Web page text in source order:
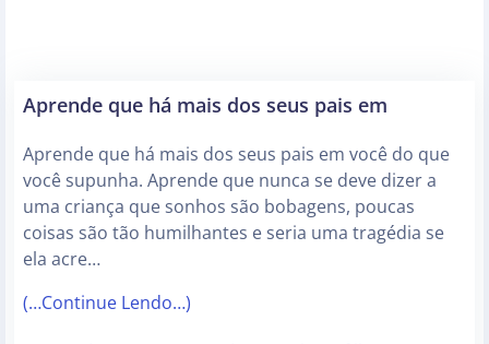
Aprende que há mais dos seus pais em
Aprende que há mais dos seus pais em você do que
você supunha. Aprende que nunca se deve dizer a
uma criança que sonhos são bobagens, poucas
coisas são tão humilhantes e seria uma tragédia se
ela acre…
(…Continue Lendo…)